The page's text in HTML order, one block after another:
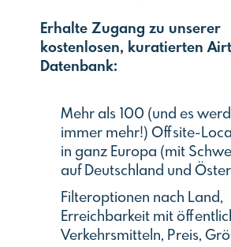
Erhalte Zugang zu unserer
kostenlosen, kuratierten
Datenbank:
Mehr als 100 (und es
immer mehr!) Offsite-
in ganz Europa (mit
auf Deutschland und
Filteroptionen nach Land,
Erreichbarkeit mit
Verkehrsmitteln, Preis,